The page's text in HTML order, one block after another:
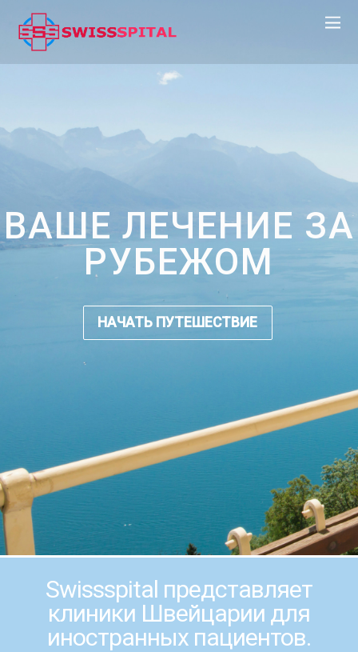
ВАШЕ ЛЕЧЕНИЕ ЗА
РУБЕЖОМ
НАЧАТЬ ПУТЕШЕСТВИЕ
Swissspital представляет
клиники Швейцарии для
иностранных пациентов.